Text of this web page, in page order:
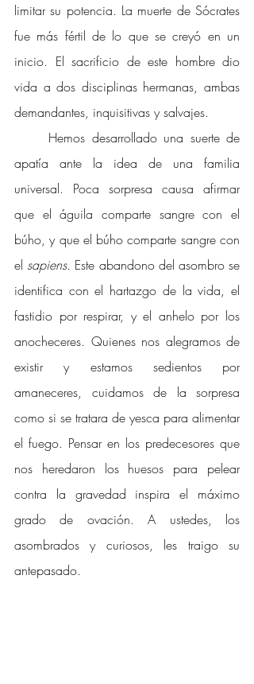
limitar su potencia. La muerte de Sócrates
fue más fértil de lo que se creyó en un
inicio. El sacrificio de este hombre dio
vida a dos disciplinas hermanas, ambas
demandantes, inquisitivas y salvajes.
Hemos desarrollado una suerte de
apatía ante la idea de una familia
universal. Poca sorpresa causa afirmar
que el águila comparte sangre con el
búho, y que el búho comparte sangre con
el sapiens. Este abandono del asombro se
identifica con el hartazgo de la vida, el
fastidio por respirar, y el anhelo por los
anocheceres. Quienes nos alegramos de
existir y estamos sedientos por
amaneceres, cuidamos de la sorpresa
como si se tratara de yesca para alimentar
el fuego. Pensar en los predecesores que
nos heredaron los huesos para pelear
contra la gravedad inspira el máximo
grado de ovación. A ustedes, los
asombrados y curiosos, les traigo su
antepasado.